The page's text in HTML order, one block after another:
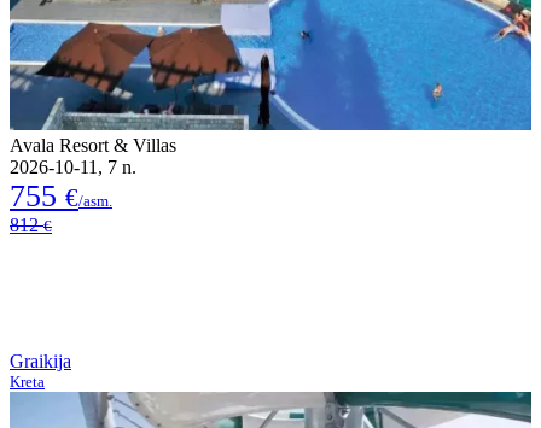
Avala Resort & Villas
2026-10-11, 7 n.
755 €/asm.
812€
Graikija
Kreta